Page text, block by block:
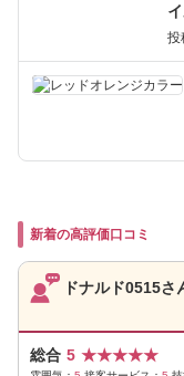
投
新着の高評価口コミ
ドナルド0515さ
総合 5 ★★★★★